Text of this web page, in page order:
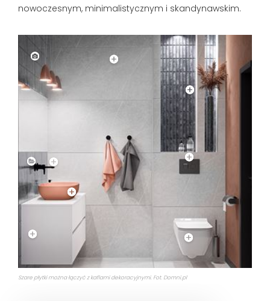
nowoczesnym, minimalistycznym i skandynawskim.
Szare płytki można łączyć z kaflami dekoracyjnymi. Fot. Domni.pl